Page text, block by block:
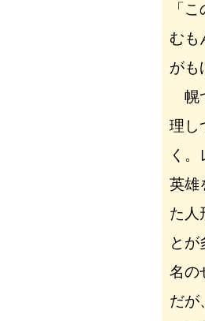
「
むも
がも
幌
理し
く
英雄
た人
とが
名の
だが